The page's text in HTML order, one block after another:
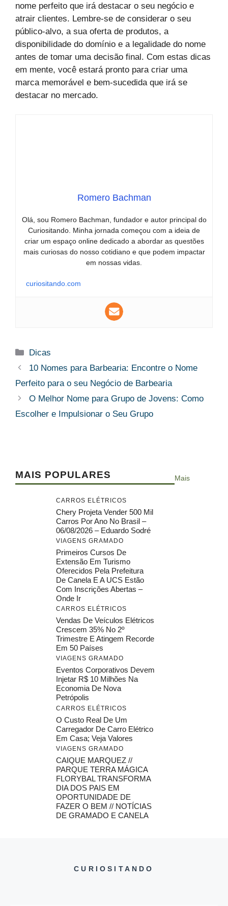
nome perfeito que irá destacar o seu negócio e
atrair clientes. Lembre-se de considerar o seu
público-alvo, a sua oferta de produtos, a
disponibilidade do domínio e a legalidade do nome
antes de tomar uma decisão final. Com estas dicas
em mente, você estará pronto para criar uma
marca memorável e bem-sucedida que irá se
destacar no mercado.
Romero Bachman
Olá, sou Romero Bachman, fundador e autor principal do
Curiositando. Minha jornada começou com a ideia de
criar um espaço online dedicado a abordar as questões
mais curiosas do nosso cotidiano e que podem impactar
em nossas vidas.
curiositando.com
Categorias
Dicas
10 Nomes para Barbearia: Encontre o Nome
Perfeito para o seu Negócio de Barbearia
O Melhor Nome para Grupo de Jovens: Como
Escolher e Impulsionar o Seu Grupo
MAIS POPULARES Mais
CARROS ELÉTRICOS
Chery Projeta Vender 500 Mil
Carros Por Ano No Brasil –
06/08/2026 – Eduardo Sodré
VIAGENS GRAMADO
Primeiros Cursos De
Extensão Em Turismo
Oferecidos Pela Prefeitura
De Canela E A UCS Estão
Com Inscrições Abertas –
Onde Ir
CARROS ELÉTRICOS
Vendas De Veículos Elétricos
Crescem 35% No 2º
Trimestre E Atingem Recorde
Em 50 Países
VIAGENS GRAMADO
Eventos Corporativos Devem
Injetar R$ 10 Milhões Na
Economia De Nova
Petrópolis
CARROS ELÉTRICOS
O Custo Real De Um
Carregador De Carro Elétrico
Em Casa; Veja Valores
VIAGENS GRAMADO
CAIQUE MARQUEZ //
PARQUE TERRA MÁGICA
FLORYBAL TRANSFORMA
DIA DOS PAIS EM
OPORTUNIDADE DE
FAZER O BEM // NOTÍCIAS
DE GRAMADO E CANELA
CURIOSITANDO